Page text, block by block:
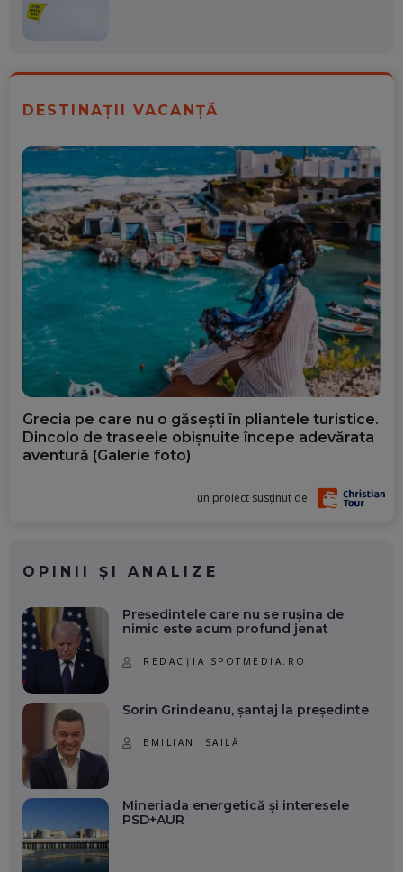
DESTINAȚII VACANȚĂ
Grecia pe care nu o găsești în pliantele turistice.
Dincolo de traseele obișnuite începe adevărata
aventură (Galerie foto)
un proiect susținut de
OPINII ȘI ANALIZE
Președintele care nu se rușina de
nimic este acum profund jenat
REDACȚIA SPOTMEDIA.RO
Sorin Grindeanu, șantaj la președinte
EMILIAN ISAILĂ
Mineriada energetică și interesele
PSD+AUR